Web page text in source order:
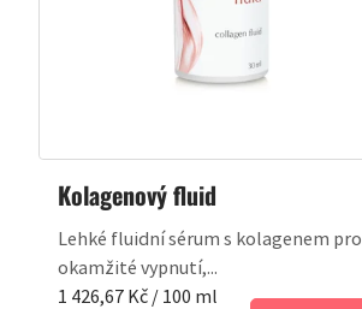
Kolagenový fluid
Měrná
1 426,67 Kč / 100 ml
Lehké fluidní sérum s kolagenem pro
okamžité vypnutí,...